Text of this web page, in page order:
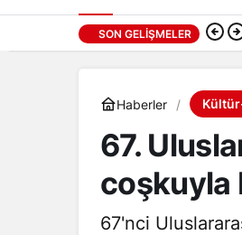
SON GELIŞMELER
Haberler
67.
coşkuyla
67'nci